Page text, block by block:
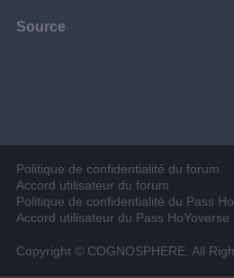
Source
Politique de confidentialité du forum
Accord utilisateur du forum
Politique de confidentialité du Pass
Accord utilisateur du Pass HoYoverse
Copyright © COGNOSPHERE. All